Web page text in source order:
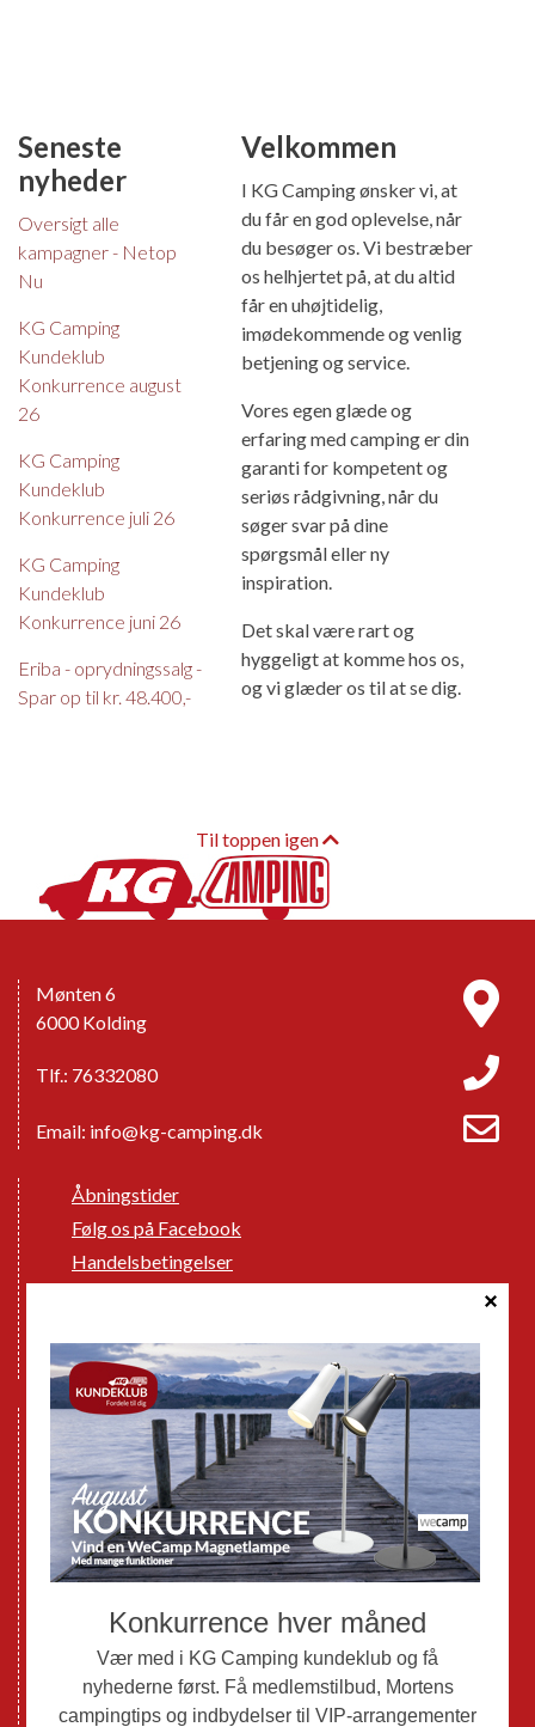
Seneste
nyheder
Oversigt alle
kampagner - Netop
Nu
KG Camping
Kundeklub
Konkurrence august
26
KG Camping
Kundeklub
Konkurrence juli 26
KG Camping
Kundeklub
Konkurrence juni 26
Eriba - oprydningssalg -
Spar op til kr. 48.400,-
Velkommen
I KG Camping ønsker vi, at
du får en god oplevelse, når
du besøger os. Vi bestræber
os helhjertet på, at du altid
får en uhøjtidelig,
imødekommende og venlig
betjening og service.
Vores egen glæde og
erfaring med camping er din
garanti for kompetent og
seriøs rådgivning, når du
søger svar på dine
spørgsmål eller ny
inspiration.
Det skal være rart og
hyggeligt at komme hos os,
og vi glæder os til at se dig.
Til toppen igen
Mønten 6
6000 Kolding
Tlf.: 76332080
Email: info@kg-camping.dk
Åbningstider
Følg os på Facebook
Handelsbetingelser
GPDR - Optagelse af foto og video
Nye Campingvogne
Nye Autocampere og Vans
Brugte Campingvogne
Brugte Autocampere og Vans
Webshop
Mortens Campingtips
KG Camping Kundeklub
Nyheder